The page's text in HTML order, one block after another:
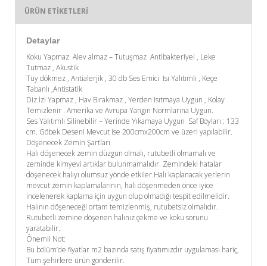
ÜRÜN ETIKETLERI
Detaylar
Koku Yapmaz Alev almaz – Tutuşmaz Antibakteriyel , Leke
Tutmaz , Akustik
Tüy dökmez , Antialerjik , 30 db Ses Emici Isı Yalıtımlı , Keçe
Tabanlı ,Antistatik
Diz İzi Yapmaz , Hav Bırakmaz , Yerden Isıtmaya Uygun , Kolay
Temizlenir . Amerika ve Avrupa Yangın Normlarına Uygun.
Ses Yalıtımlı Silinebilir – Yerinde Yıkamaya Uygun Saf Boyları : 133
cm. Göbek Deseni Mevcut ise 200cmx200cm ve üzeri yapılabilir.
Döşenecek Zemin Şartları
Halı döşenecek zemin düzgün olmalı, rutubetli olmamalı ve
zeminde kimyevi artıklar bulunmamalıdır. Zemindeki hatalar
döşenecek halıyı olumsuz yönde etkiler.Halı kaplanacak yerlerin
mevcut zemin kaplamalarının, halı döşenmeden önce iyice
incelenerek kaplama için uygun olup olmadığı tespit edilmelidir.
Halının döşeneceği ortam temizlenmiş, rutubetsiz olmalıdır.
Rutubetli zemine döşenen halınız çekme ve koku sorunu
yaratabilir.
Önemli Not:
Bu bölüm’de fiyatlar m2 bazında satış fiyatımızdır uygulaması hariç,
Tüm şehirlere ürün gönderilir.